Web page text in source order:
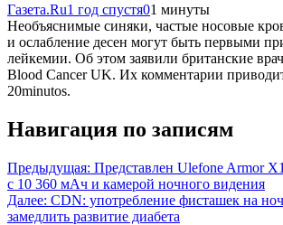
Газета.Ru1 год спустя01 минуты
Необъяснимые синяки, частые носовые
и ослабление десен могут быть первыми
лейкемии. Об этом заявили британские
Blood Cancer UK. Их комментарии
20minutos.
Навигация по записям
Предыдущая: Представлен Ulefone Armor
с 10 360 мАч и камерой ночного видения
Далее: CDN: употребление фисташек на
замедлить развитие диабета